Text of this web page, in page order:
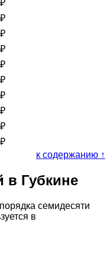
₽
₽
₽
₽
₽
₽
₽
₽
₽
₽
к содержанию ↑
Губкине
семидесяти
в